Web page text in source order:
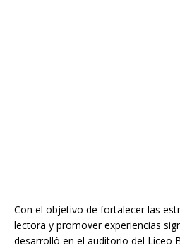
Con el objetivo de fortalecer las
lectora y promover experiencias
desarrolló en el auditorio del Liceo